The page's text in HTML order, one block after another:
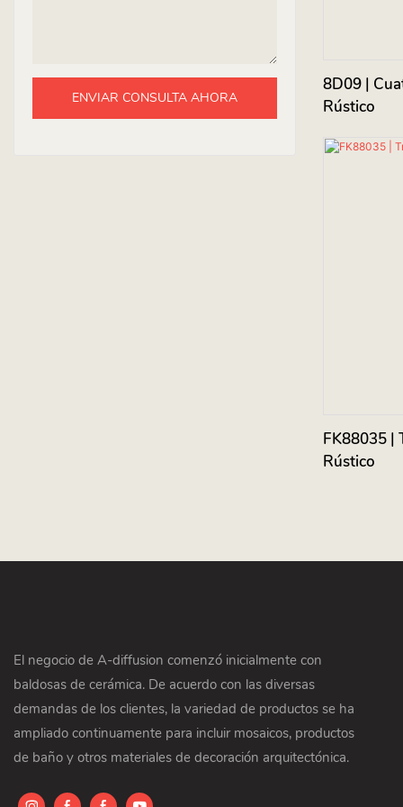
ENVIAR CONSULTA AHORA
8D09 |
Rústico
FK88035 |
Rústico
El negocio de A-diffusion comenzó inicialmente con
baldosas de cerámica. De acuerdo con las diversas
demandas de los clientes, la variedad de productos se ha
ampliado continuamente para incluir mosaicos, productos
de baño y otros materiales de decoración arquitectónica.